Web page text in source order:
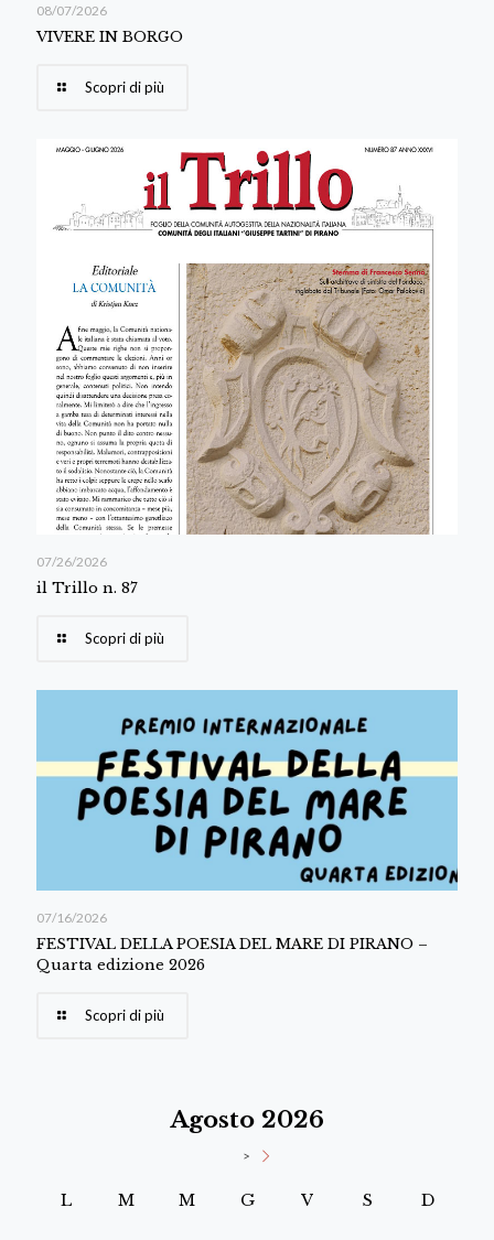
08/07/2026
VIVERE IN BORGO
Scopri di più
07/26/2026
il Trillo n. 87
Scopri di più
07/16/2026
FESTIVAL DELLA POESIA DEL MARE DI PIRANO –
Quarta edizione 2026
Scopri di più
Agosto 2026
>
L M M G V S D